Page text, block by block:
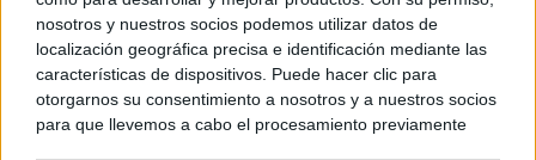
nosotros y nuestros socios podemos utilizar datos de
localización geográfica precisa e identificación mediante las
características de dispositivos. Puede hacer clic para
otorgarnos su consentimiento a nosotros y a nuestros socios
para que llevemos a cabo el procesamiento previamente